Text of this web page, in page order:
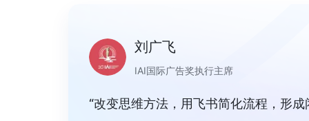
刘广飞
IAI国际广告奖执行主席
“改变思维方法，用飞书简化流程，形成